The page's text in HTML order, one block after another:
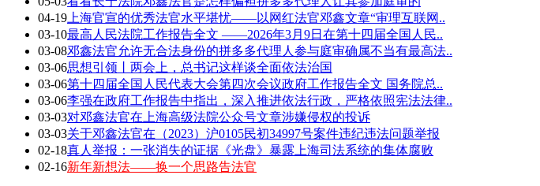
04-19 上海官宣的优秀法官水平堪忧——以网红法官邓鑫文章“审理互联网..
03-10最高人民法院工作报告全文 ——2026年3月9日在第十四届全国人民..
03-08邓鑫法官允许无合法身份的拼多多代理人参与庭审确属不当有最高法..
03-06思想引领丨两会上，总书记这样谈全面依法治国
03-06第十四届全国人民代表大会第四次会议政府工作报告全文 国务院总..
03-06李强在政府工作报告中指出，深入推进依法行政，严格依照宪法法律..
03-03对邓鑫法官在上海高级法院公众号文章涉嫌侵权的投诉
03-03关于邓鑫法官在（2023）沪0105民初34997号案件违纪违法问题举报
02-18真人举报：一张消失的证据《光盘》暴露上海司法系统的集体腐败
02-16新年新想法——换一个思路告法官